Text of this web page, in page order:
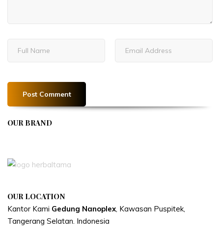
OUR BRAND
OUR LOCATION
Kantor Kami Gedung Nanoplex, Kawasan Puspitek,
Tangerang Selatan. Indonesia